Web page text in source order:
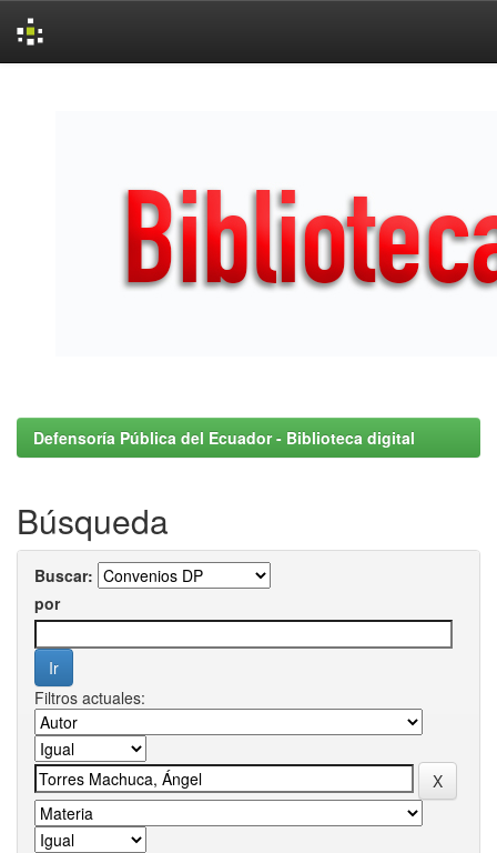
Defensoría Pública del Ecuador - Biblioteca digital
Búsqueda
Buscar:
por
Filtros actuales: